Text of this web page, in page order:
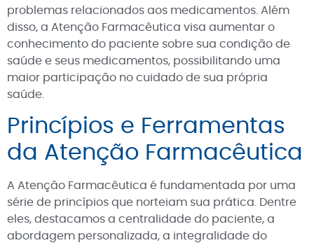
problemas relacionados aos medicamentos. Além
disso, a Atenção Farmacêutica visa aumentar o
conhecimento do paciente sobre sua condição de
saúde e seus medicamentos, possibilitando uma
maior participação no cuidado de sua própria
saúde.
Princípios e Ferramentas
da Atenção Farmacêutica
A Atenção Farmacêutica é fundamentada por uma
série de princípios que norteiam sua prática. Dentre
eles, destacamos a centralidade do paciente, a
abordagem personalizada, a integralidade do